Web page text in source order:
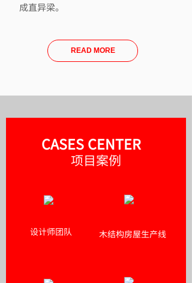
成直异梁。
READ MORE
CASES CENTER
项目案例
设计师团队 木结构房屋生产线